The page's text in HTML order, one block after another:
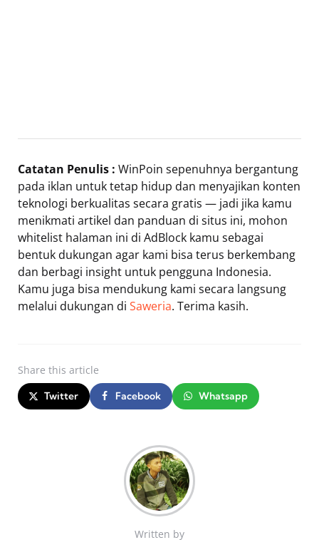
Catatan Penulis : WinPoin sepenuhnya bergantung
pada iklan untuk tetap hidup dan menyajikan konten
teknologi berkualitas secara gratis — jadi jika kamu
menikmati artikel dan panduan di situs ini, mohon
whitelist halaman ini di AdBlock kamu sebagai
bentuk dukungan agar kami bisa terus berkembang
dan berbagi insight untuk pengguna Indonesia.
Kamu juga bisa mendukung kami secara langsung
melalui dukungan di Saweria. Terima kasih.
Share this article
Twitter Facebook Whatsapp
Written by